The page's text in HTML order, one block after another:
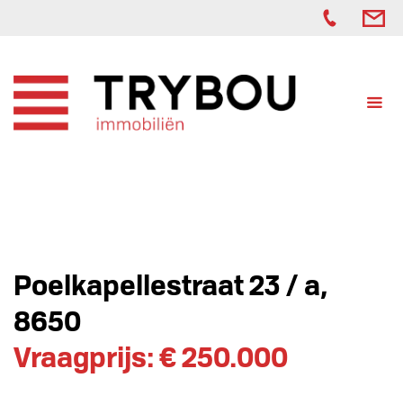
Poelkapellestraat 23 / a,
8650
Vraagprijs: € 250.000